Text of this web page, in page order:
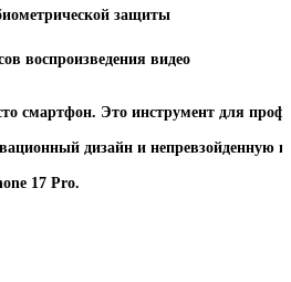
защиты
воспроизведения видео
смартфон. Это инструмент для
дизайн и непревзойденную
17 Pro.